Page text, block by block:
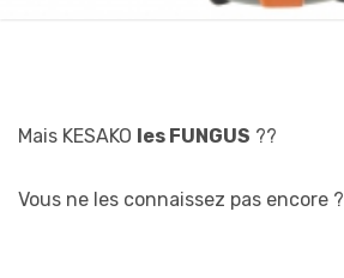
Mais KESAKO les FUNGUS ??
Vous ne les connaissez pas encore ?